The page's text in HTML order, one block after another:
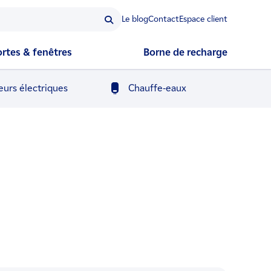
Le blogContactEspace client
& fenêtres Borne de recharge
électriques Chauffe-eaux